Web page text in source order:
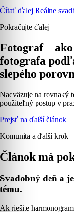
Čítať ďalej Reálne
Pokračujte ďalej
Fotograf –
fotografa
slepého
Nadväzuje na rovnaký
použiteľný postup v
Prejsť na ďalší článok
Komunita a ďalší krok
Článok má
Svadobný deň a
tému.
Ak riešite